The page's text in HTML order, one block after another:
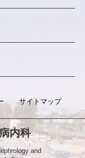
サイトマップ
内科
and